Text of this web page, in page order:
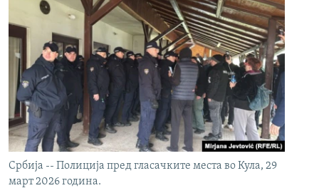
Србија -- Полиција пред гласачките места во Кула, 29
март 2026 година.